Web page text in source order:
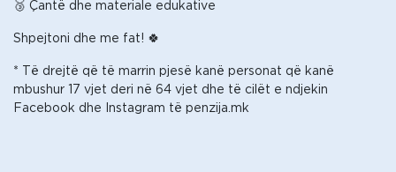
🥉 Çantë dhe materiale edukative
Shpejtoni dhe me fat! 🍀
* Të drejtë që të marrin pjesë kanë personat që kanë
mbushur 17 vjet deri në 64 vjet dhe të cilët e ndjekin
Facebook dhe Instagram të penzija.mk